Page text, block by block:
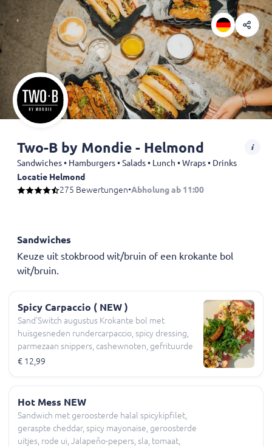
Two-B by Mondie - Helmond
Sandwiches • Hamburgers • Salads • Lunch • Wraps • Drinks
Locatie Helmond
Afhaal tijden kunnen niet gewijzigd worden-Online bestellingen
275 Bewertungen•Abholung ab 11:00
Sandwiches
Keuze uit stokbrood wit/bruin of een krokante bol
wit/bruin.
Spicy Carpaccio ( NEW )
Sand'Switch augustus Krokante bol met
huisgesneden rundercarpaccio, spicy dressing,
parmezaan snippers, cashewnoten, gefrituurde
uitjes, rucola, sla, tomaat, komkommer
€ 12,99
Hot Mess NEW
Sandwich met geroosterde halal spicykipfilet,
geraspte cheddar, spicy mayonaise, geroosterde
uitjes, rode ui, Jalapeño-pepers, sla, tomaat,